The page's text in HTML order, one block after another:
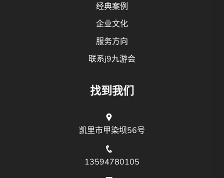
经典案例
企业文化
服务方向
联系j9九游会
找到我们
凯里市甲染坝56号
13594780105